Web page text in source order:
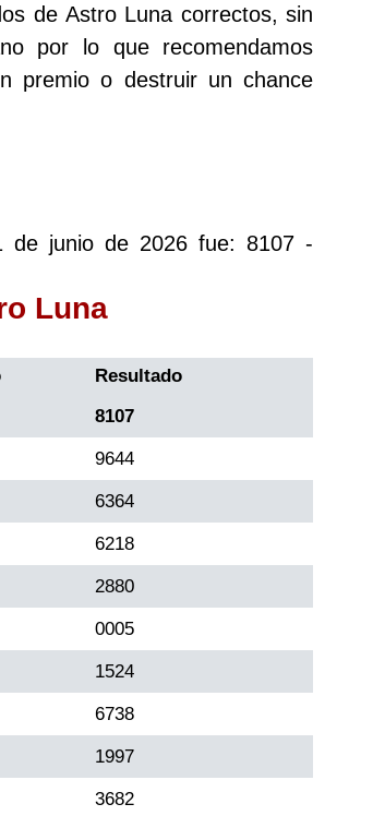
de Astro Luna correctos, sin
por lo que recomendamos
premio o destruir un chance
de junio de 2026 fue: 8107 -
Luna
Resultado
8107
9644
6364
6218
2880
0005
1524
6738
1997
3682